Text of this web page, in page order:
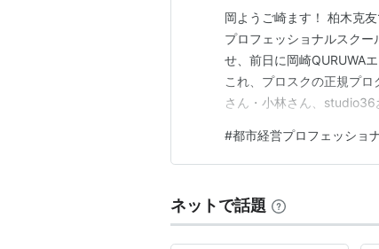
岡ようご崎ます！ 柏木克
プロフェッショナルスク
せ、前日に岡崎QURUWA
これ、プロスクの正規プ
さん・小林さん、studio36
集まっていただきました。
政の立場、畑さんからは
#都市経営プロフェッショ
ネットで話題